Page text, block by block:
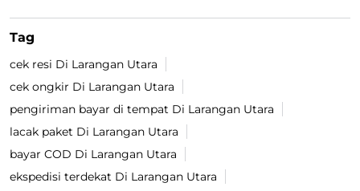
Tag
cek resi Di Larangan Utara
cek ongkir Di Larangan Utara
pengiriman bayar di tempat Di Larangan Utara
lacak paket Di Larangan Utara
bayar COD Di Larangan Utara
ekspedisi terdekat Di Larangan Utara